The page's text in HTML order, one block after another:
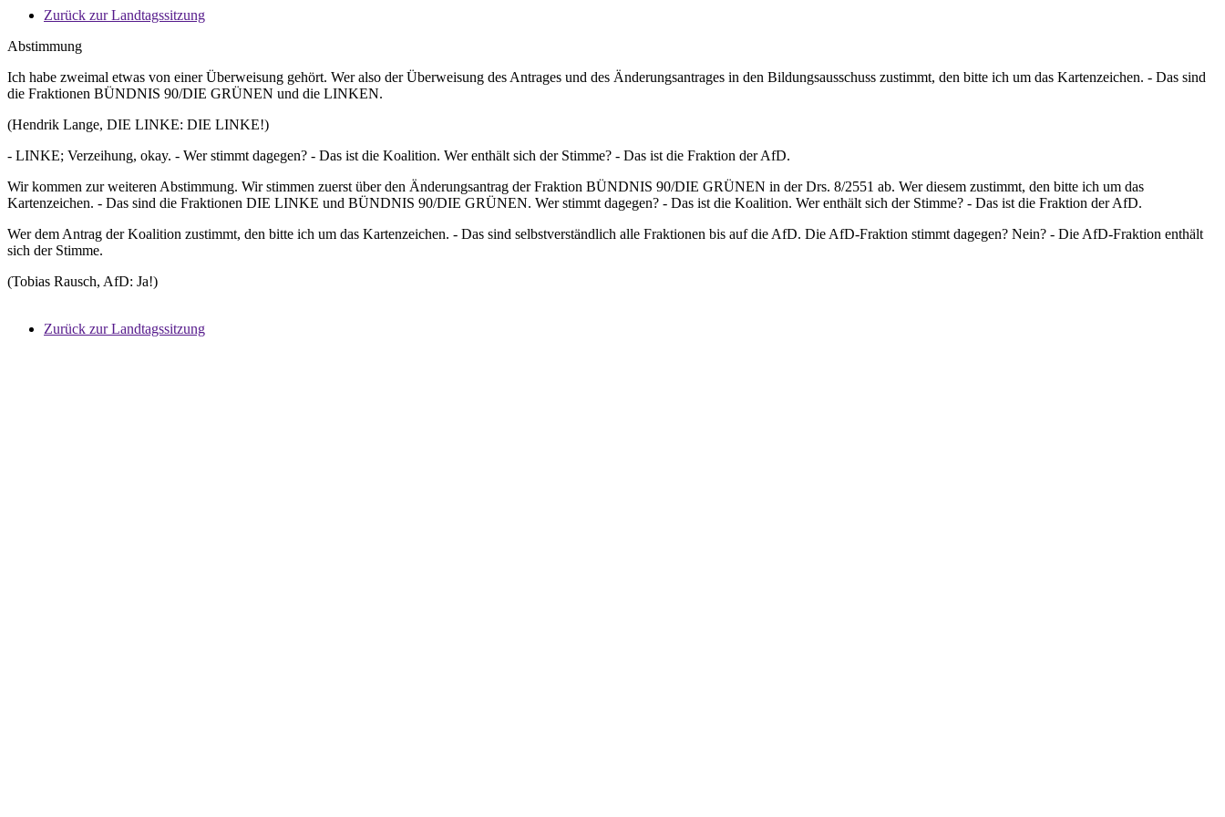
Zurück zur Landtagssitzung
Abstimmung
Ich habe zweimal etwas von einer Überweisung gehört. Wer also der Überweisung des Antrages und des Änderungsantrages in den Bildungsausschuss zustimmt, den bitte ich um das Kartenzeichen. - Das sind
die Fraktionen BÜNDNIS 90/DIE GRÜNEN und die LINKEN.
(Hendrik Lange, DIE LINKE: DIE LINKE!)
- LINKE; Verzeihung, okay. - Wer stimmt dagegen? - Das ist die Koalition. Wer enthält sich der Stimme? - Das ist die Fraktion der AfD.
Wir kommen zur weiteren Abstimmung. Wir stimmen zuerst über den Änderungsantrag der Fraktion BÜNDNIS 90/DIE GRÜNEN in der Drs. 8/2551 ab. Wer diesem zustimmt, den bitte ich um das
Kartenzeichen. - Das sind die Fraktionen DIE LINKE und BÜNDNIS 90/DIE GRÜNEN. Wer stimmt dagegen? - Das ist die Koalition. Wer enthält sich der Stimme? - Das ist die Fraktion der AfD.
Wer dem Antrag der Koalition zustimmt, den bitte ich um das Kartenzeichen. - Das sind selbstverständlich alle Fraktionen bis auf die AfD. Die AfD-Fraktion stimmt dagegen? Nein? - Die AfD-Fraktion enthält
sich der Stimme.
(Tobias Rausch, AfD: Ja!)
Zurück zur Landtagssitzung